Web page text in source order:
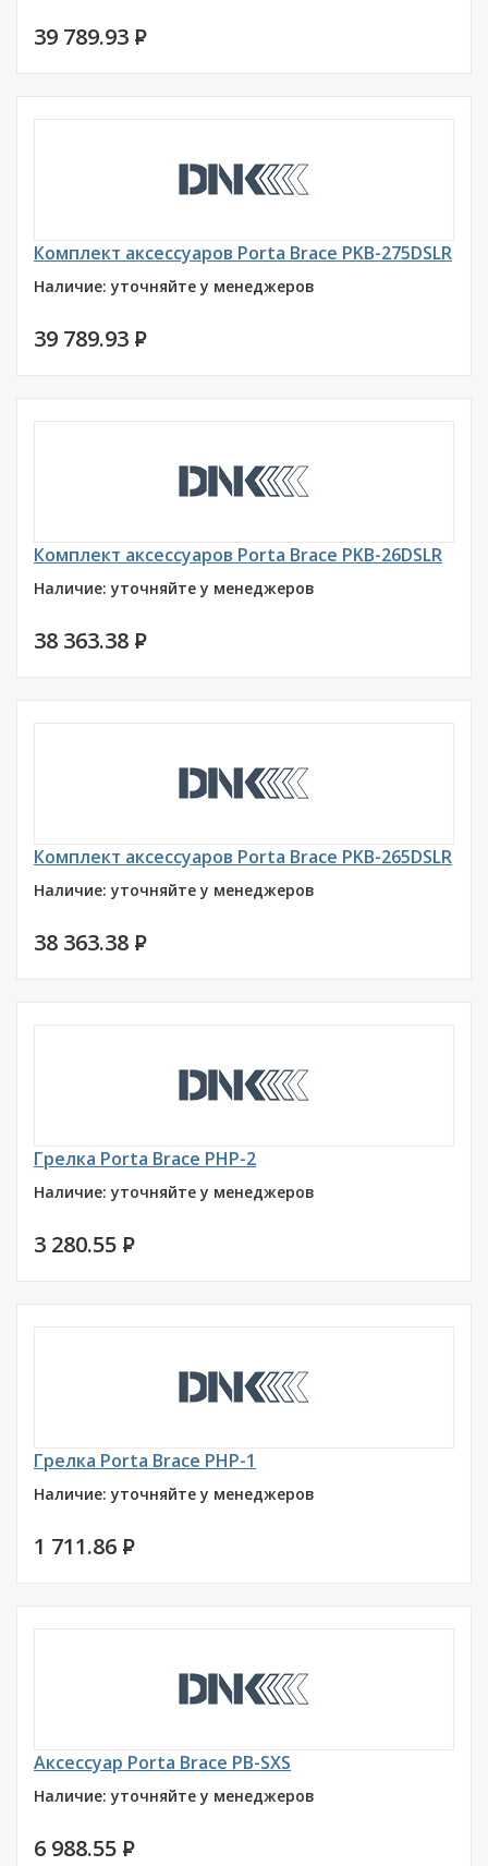
39 789.93 P
Комплект аксессуаров Porta Brace PKB-275DSLR
Наличие: уточняйте у менеджеров
39 789.93 P
Комплект аксессуаров Porta Brace PKB-26DSLR
Наличие: уточняйте у менеджеров
38 363.38 P
Комплект аксессуаров Porta Brace PKB-265DSLR
Наличие: уточняйте у менеджеров
38 363.38 P
Грелка Porta Brace PHP-2
Наличие: уточняйте у менеджеров
3 280.55 P
Грелка Porta Brace PHP-1
Наличие: уточняйте у менеджеров
1 711.86 P
Аксессуар Porta Brace PB-SXS
Наличие: уточняйте у менеджеров
6 988.55 P